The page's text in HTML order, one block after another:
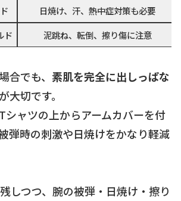
日焼け、汗、熱中症対策も必要
ド
泥跳ね、転倒、擦り傷に注意
合でも、 素肌を完全に出しっぱな
が大切です。
シャツの上からアームカバーを付
弾時の刺激や日焼けをかなり軽減
しつつ、腕の被弾・日焼け・擦り